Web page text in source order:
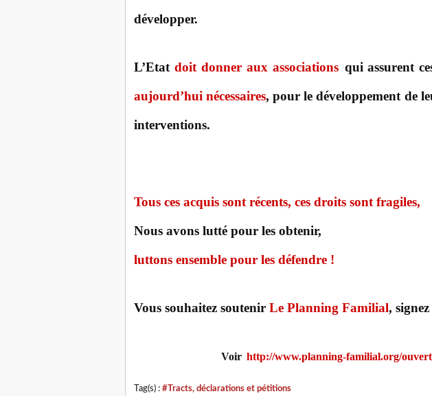
développer.
L’Etat doit donner aux associations qui assurent
aujourd’hui nécessaires, pour le développement de
interventions.
Tous ces acquis sont récents, ces droits sont fragiles,
Nous avons lutté pour les obtenir,
luttons ensemble pour les défendre !
Vous souhaitez soutenir Le Planning Familial,
Voir http://www.planning-familial.org/
Tag(s) : #Tracts, déclarations et pétitions